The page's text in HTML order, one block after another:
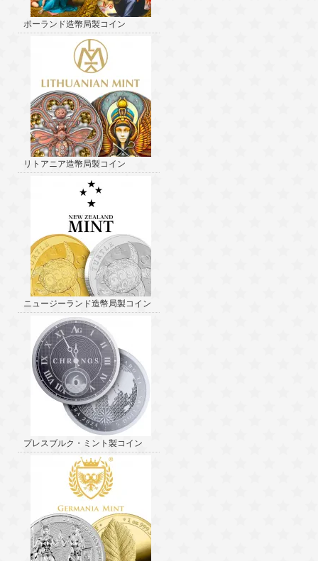
ポーランド造幣局製コイン
リトアニア造幣局製コイン
ニュージーランド造幣局製コイン
プレスブルク・ミント製コイン